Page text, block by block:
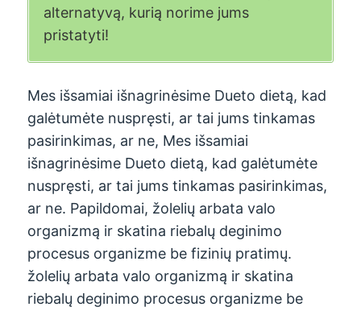
alternatyvą, kurią norime jums
pristatyti!
Mes išsamiai išnagrinėsime Dueto dietą, kad
galėtumėte nuspręsti, ar tai jums tinkamas
pasirinkimas, ar ne, Mes išsamiai
išnagrinėsime Dueto dietą, kad galėtumėte
nuspręsti, ar tai jums tinkamas pasirinkimas,
ar ne. Papildomai, žolelių arbata valo
organizmą ir skatina riebalų deginimo
procesus organizme be fizinių pratimų.
žolelių arbata valo organizmą ir skatina
riebalų deginimo procesus organizme be